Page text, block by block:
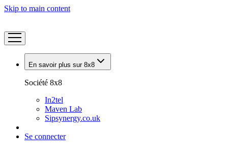
Skip to main content
En savoir plus sur 8x8
Société 8x8
In2tel
Maven Lab
Sipsynergy.co.uk
Se connecter